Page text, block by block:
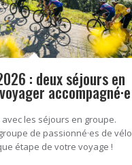
: deux séjours en
accompagné·e
avec les séjours en groupe.
de passionné·es de vélo
étape de votre voyage !